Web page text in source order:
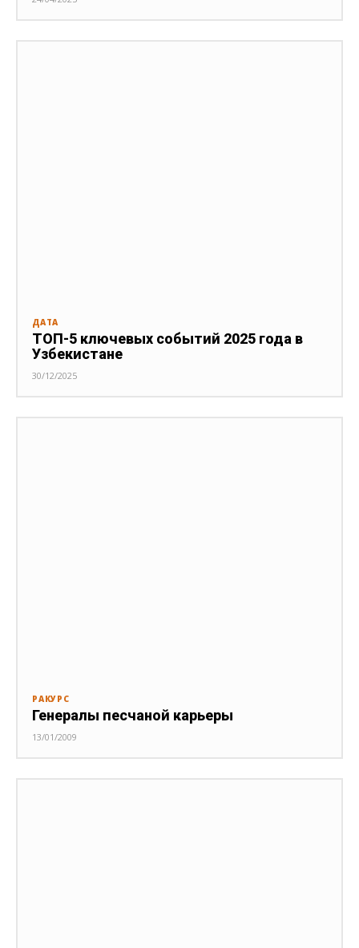
ДАТА
ТОП-5 ключевых событий 2025 года в
Узбекистане
30/12/2025
РАКУРС
Генералы песчаной карьеры
13/01/2009